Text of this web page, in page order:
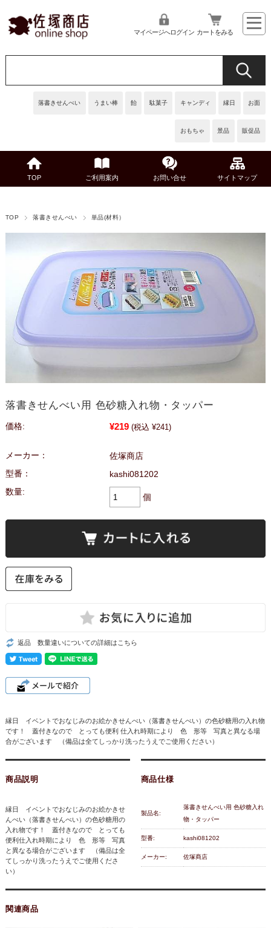
落書きせんべい うまい棒 飴 駄菓子 キャンディ 縁日 お面
おもちゃ 景品 販促品
マイページへログイン カートをみる
TOP ご利用案内 お問い合せ サイトマップ
TOP 落書きせんべい 単品(材料）
落書きせんべい用 色砂糖入れ物・タッパー
価格: ¥219 (税込 ¥241)
メーカー：
佐塚商店
型番：
kashi081202
数量:
個
返品 数量違いについての詳細はこちら
縁日 イベントでおなじみのお絵かきせんべい（落書きせんべい）の色砂糖用の入れ物
です！ 蓋付きなので とっても便利 仕入れ時期により 色 形等 写真と異なる場
合がございます （備品は全てしっかり洗ったうえでご使用ください）
商品説明
縁日 イベントでおなじみのお絵かきせ
んべい（落書きせんべい）の色砂糖用の
入れ物です！ 蓋付きなので とっても
便利仕入れ時期により 色 形等 写真
と異なる場合がございます （備品は全
てしっかり洗ったうえでご使用くださ
い）
商品仕様
製品名:
落書きせんべい用 色砂糖入れ
物・タッパー
型番: kashi081202
メーカー: 佐塚商店
関連商品